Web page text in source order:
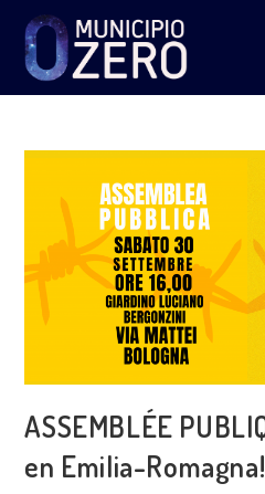
ASSEMBLÉE
en Emilia-Romagna!